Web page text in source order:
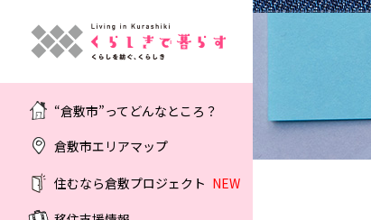
“倉敷市”ってどんなところ？
倉敷市エリアマップ
住むなら倉敷プロジェクト NEW